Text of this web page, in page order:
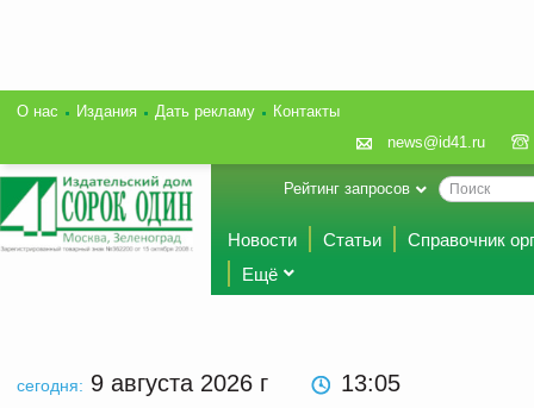
О нас Издания Дать рекламу
Контакты
news@id41.ru
Рейтинг запросов
Новости Статьи
Справочник
Ещё
сегодня: 9 августа 2026 г 13:05